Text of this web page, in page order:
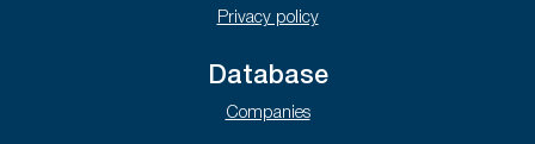
Privacy policy
Database
Companies